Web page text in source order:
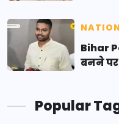
Bihar
बनने
Popular